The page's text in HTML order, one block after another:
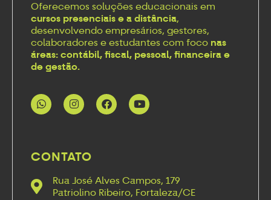
Oferecemos soluções educacionais em
cursos presenciais e a distância,
desenvolvendo empresários, gestores,
colaboradores e estudantes com foco nas
áreas: contábil, fiscal, pessoal, financeira e
de gestão.
CONTATO
Rua José Alves Campos, 179
Patriolino Ribeiro, Fortaleza/CE